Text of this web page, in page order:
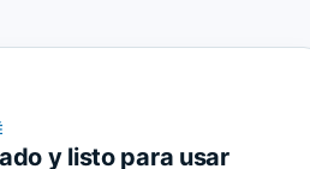
y listo para usar